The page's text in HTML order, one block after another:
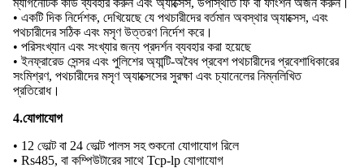
ম্যাগনেটিক কার্ড ব্যবহার করুন এবং অ্যাক্সেস, উপস্থিতি ফি বা ফাংশন অর্জন করুন।
• একটি দিক নির্দেশক, দেখিয়েছে যে পথচারীদের বর্তমান অবস্থার অ্যাক্সেস, এবং
পথচারীদের সঠিক এবং মসৃণ উত্তরণ নির্দেশ করে।
• পরিসংখ্যান এবং সংখ্যার জন্য প্রদর্শন ব্যবহার করা হয়েছে
• ইনফ্রারেড সেন্সর এবং পুলিশের অ্যান্টি-অবৈধ প্রবেশ পথচারীদের প্রবেশাধিকারের
সংমিশ্রণ, পথচারীদের মসৃণ অ্যাক্সেসের সুরক্ষা এবং চ্যানেলের নিম্নলিখিত
প্রতিরোধ।
4.যোগাযোগ
• 12 ভোল্ট বা 24 ভোল্ট পালস সহ শুকনো যোগাযোগ রিলে
• Rs485, বা কম্পিউটারের সাথে Tcp-lp যোগাযোগ